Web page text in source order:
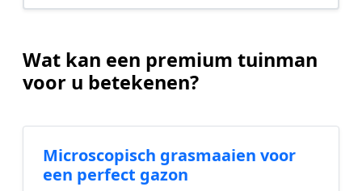
Wat kan een premium tuinman
voor u betekenen?
Microscopisch grasmaaien voor
een perfect gazon